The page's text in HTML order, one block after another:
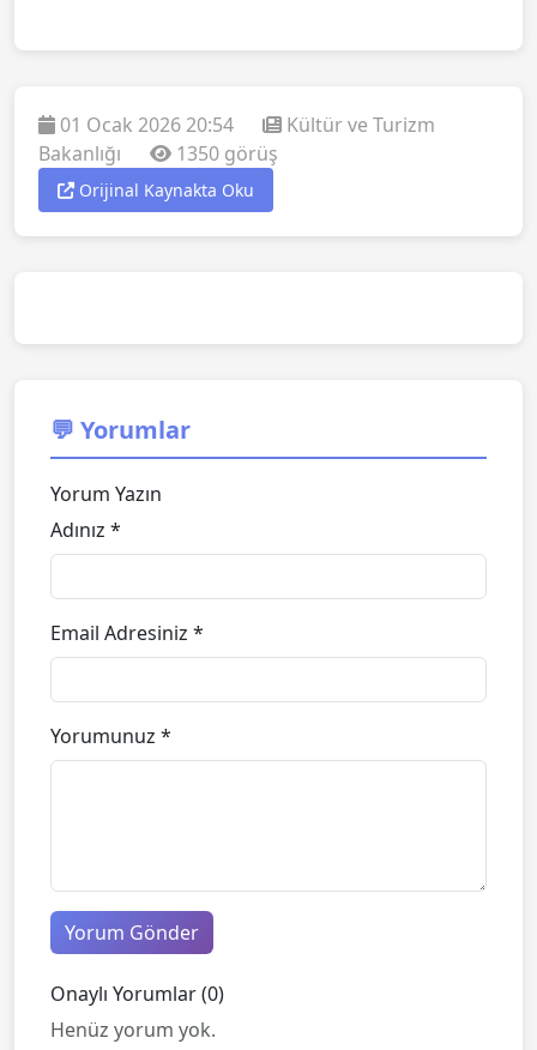
01 Ocak 2026 20:54
Kültür ve Turizm
Bakanlığı
1350 görüş
Orijinal Kaynakta Oku
💬 Yorumlar
Yorum Yazın
Adınız *
Email Adresiniz *
Yorumunuz *
Yorum Gönder
Onaylı Yorumlar (0)
Henüz yorum yok.